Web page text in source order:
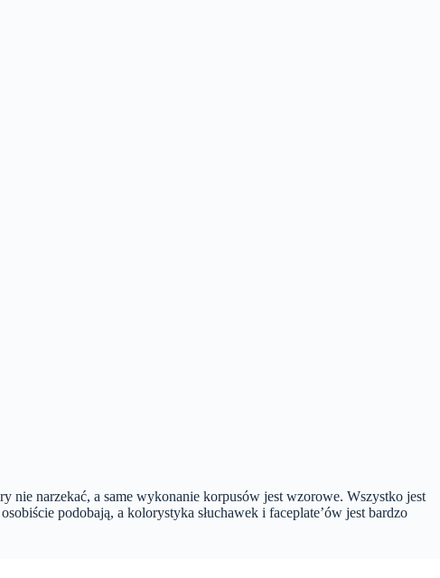
nie narzekać, a same wykonanie korpusów jest wzorowe. Wszystko jest
podobają, a kolorystyka słuchawek i faceplate’ów jest bardzo